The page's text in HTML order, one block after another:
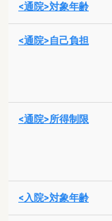
<通院>対象年齢
<通院>自己負担
<通院>所得制限
<入院>対象年齢